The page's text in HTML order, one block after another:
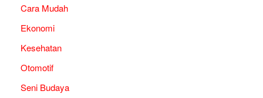
Cara Mudah
Ekonomi
Kesehatan
Otomotif
Seni Budaya